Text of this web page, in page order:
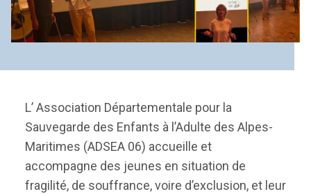
L’ Association Départementale pour la
Sauvegarde des Enfants à l’Adulte des Alpes-
Maritimes (ADSEA 06) accueille et
accompagne des jeunes en situation de
fragilité, de souffrance, voire d’exclusion, et leur